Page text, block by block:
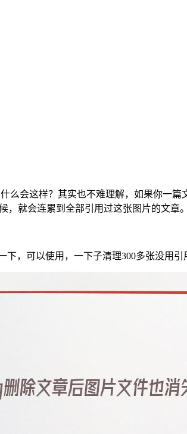
么会这样？其实也不难理解，如果你一
就会连累到全部引用过这张图片的文章。
，可以使用，一下子清理300多张没用引